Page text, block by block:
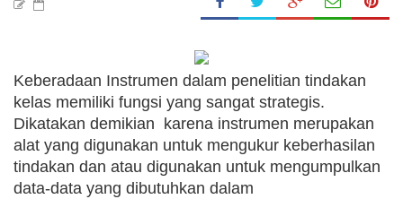
Keberadaan Instrumen dalam penelitian tindakan
kelas memiliki fungsi yang sangat strategis.
Dikatakan demikian
karena instrumen merupakan
alat yang digunakan untuk mengukur keberhasilan
tindakan dan atau digunakan untuk mengumpulkan
data-data yang dibutuhkan dalam